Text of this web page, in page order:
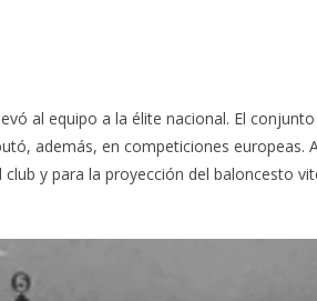
al equipo a la élite nacional. El
además, en competiciones europeas.
y para la proyección del baloncesto